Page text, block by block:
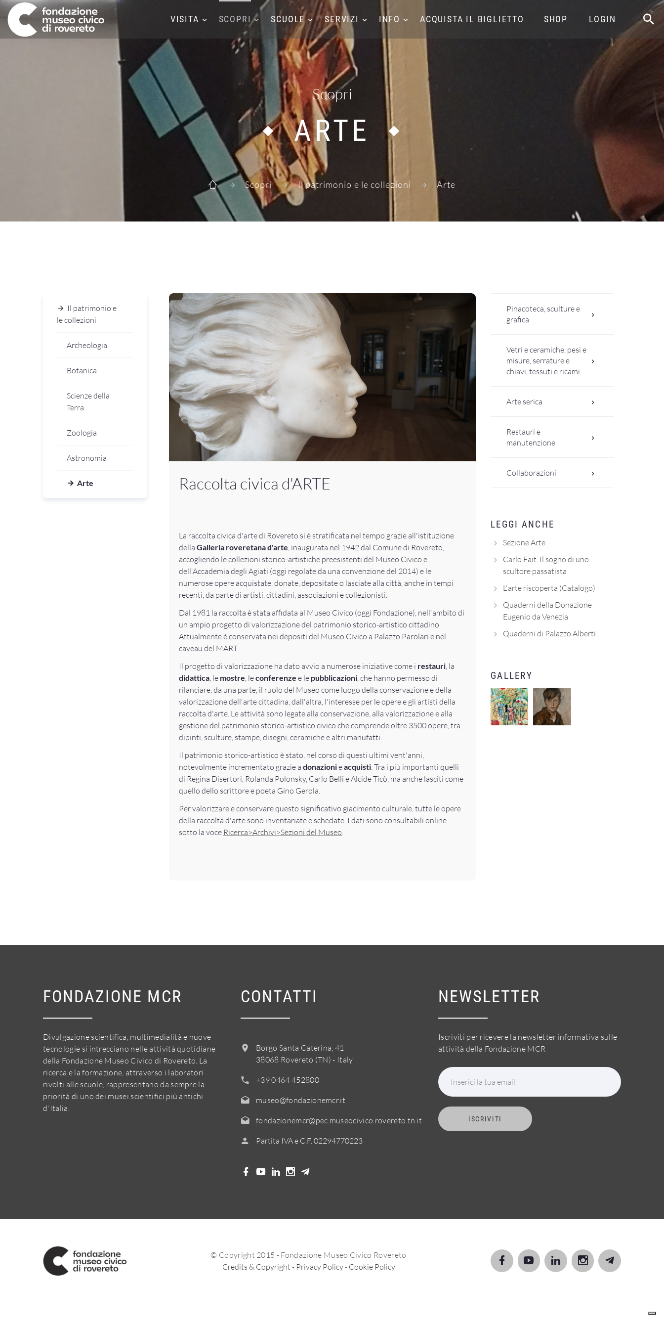
VISITA SCOPRI SCUOLE SERVIZI INFO ACQUISTA IL BIGLIETTO SHOP LOGIN
Scopri
ARTE
Scopri Il patrimonio e le collezioni Arte
Il patrimonio e
le collezioni
Archeologia
Botanica
Scienze della
Terra
Zoologia
Astronomia
Arte Raccolta civica d'ARTE
La raccolta civica d'arte di Rovereto si è stratificata nel tempo grazie all'istituzione
della Galleria roveretana d'arte, inaugurata nel 1942 dal Comune di Rovereto,
accogliendo le collezioni storico-artistiche preesistenti del Museo Civico e
dell'Accademia degli Agiati (oggi regolate da una convenzione del 2014) e le
numerose opere acquistate, donate, depositate o lasciate alla città, anche in tempi
recenti, da parte di artisti, cittadini, associazioni e collezionisti.
Dal 1981 la raccolta è stata affidata al Museo Civico (oggi Fondazione), nell'ambito di
un ampio progetto di valorizzazione del patrimonio storico-artistico cittadino.
Attualmente è conservata nei depositi del Museo Civico a Palazzo Parolari e nel
caveau del MART.
Il progetto di valorizzazione ha dato avvio a numerose iniziative come i restauri, la
didattica, le mostre, leconferenze e le pubblicazioni, che hanno permesso di
rilanciare, da una parte, il ruolo del Museo come luogo della conservazione e della
valorizzazione dell'arte cittadina, dall'altra, l'interesse per le opere e gli artisti della
raccolta d'arte. Le attività sono legate alla conservazione, alla valorizzazione e alla
gestione del patrimonio storico-artistico civico che comprende oltre 3500 opere, tra
dipinti, sculture, stampe, disegni, ceramiche e altri manufatti.
Il patrimonio storico-artistico è stato, nel corso di questi ultimi vent'anni,
notevolmente incrementato grazie a donazionieacquisti. Tra i più importanti quelli
di Regina Disertori, Rolanda Polonsky, Carlo Belli e Alcide Ticò, ma anche lasciti come
quello dello scrittore e poeta Gino Gerola.
Per valorizzare e conservare questo significativo giacimento culturale, tutte le opere
della raccolta d'arte sono inventariate e schedate. I dati sono consultabili online
sotto la voce Ricerca>Archivi>Sezioni del Museo.
Pinacoteca, sculture e
grafica
Vetri e ceramiche, pesi e
misure, serrature e
chiavi, tessuti e ricami
Arte serica
Restauri e
manutenzione
Collaborazioni
LEGGI ANCHE
Sezione Arte
Carlo Fait. Il sogno di uno
scultore passatista
L'arte riscoperta (Catalogo)
Quaderni della Donazione
Eugenio da Venezia
Quaderni di Palazzo Alberti
GALLERY
FONDAZIONE MCR
Divulgazione scientifica, multimedialità e nuove
tecnologie si intrecciano nelle attività quotidiane
della Fondazione Museo Civico di Rovereto. La
ricerca e la formazione, attraverso i laboratori
rivolti alle scuole, rappresentano da sempre la
priorità di uno dei musei scientifici più antichi
d'Italia.
CONTATTI
Borgo Santa Caterina, 41
38068 Rovereto (TN) - Italy
+39 0464 452800
museo@fondazionemcr.it
fondazionemcr@pec.museocivico.rovereto.tn.it
Partita IVA e C.F. 02294770223
NEWSLETTER
Iscriviti per ricevere la newsletter informativa sulle
attività della Fondazione MCR
Inserici la tua email
ISCRIVITI
© Copyright 2015 - Fondazione Museo Civico Rovereto
Credits & Copyright - Privacy Policy- Cookie Policy